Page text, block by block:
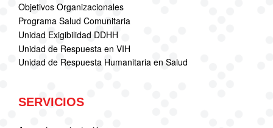
Objetivos Organizacionales
Programa Salud Comunitaria
Unidad Exigibilidad DDHH
Unidad de Respuesta en VIH
Unidad de Respuesta Humanitaria en Salud
SERVICIOS